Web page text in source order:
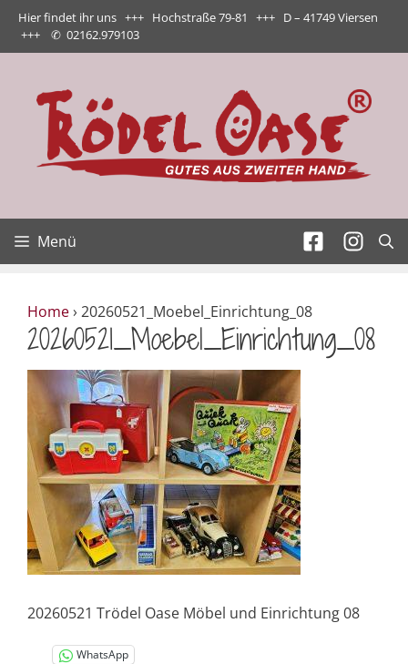
Zum
Inhalt
springen
Hier findet ihr uns +++ Hochstraße 79-81 +++ D – 41749 Viersen
+++ ✆ 02162.979103
Menü
Home› 20260521_Moebel_Einrichtung_08
20260521_Moebel_Einrichtung_08
20260521 Trödel Oase Möbel und Einrichtung 08
WhatsApp